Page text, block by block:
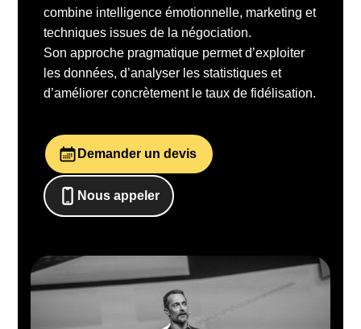
combine intelligence émotionnelle, marketing et
techniques issues de la négociation.
Son approche pragmatique permet d’exploiter
les données, d’analyser les statistiques et
d’améliorer concrètement le taux de fidélisation.
Demander un devis
Nous appeler
0652698481